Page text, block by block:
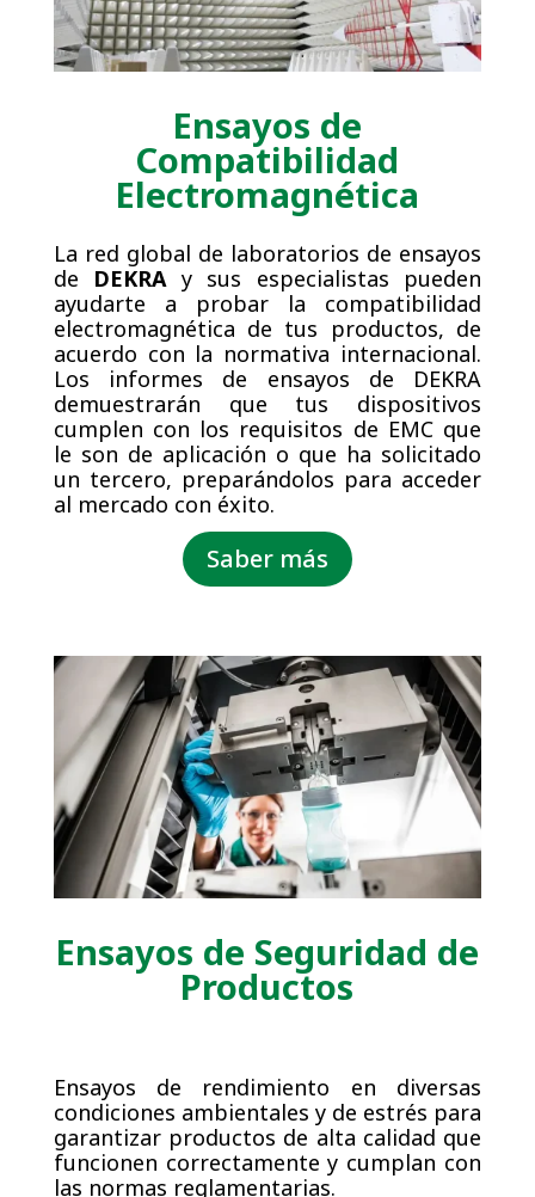
Ensayos de
Compatibilidad
Electromagnética
La red global de laboratorios de ensayos
de DEKRAy sus especialistas pueden
ayudarte a probar la compatibilidad
electromagnética de tus productos, de
acuerdo con la normativa internacional.
Los informes de ensayos de DEKRA
demuestrarán que tus dispositivos
cumplen con los requisitos de EMC que
le son de aplicación o que ha solicitado
un tercero, preparándolos para acceder
al mercado con éxito.
Saber más
Ensayos de Seguridad de
Productos
Ensayos de rendimiento en diversas
condiciones ambientales y de estrés para
garantizar productos de alta calidad que
funcionen correctamente y cumplan con
las normas reglamentarias.